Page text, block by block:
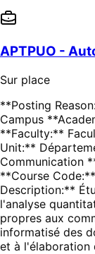
APTPUO -
Sur place
**Posting
Campus
**Faculty:**
Unit:**
Communication
**Course
Description:**
l'analyse
propres aux
informatisé des
et à l'élaboration